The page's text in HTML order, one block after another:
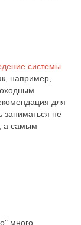
системы
например,
для
заниматься не
а самым
много.